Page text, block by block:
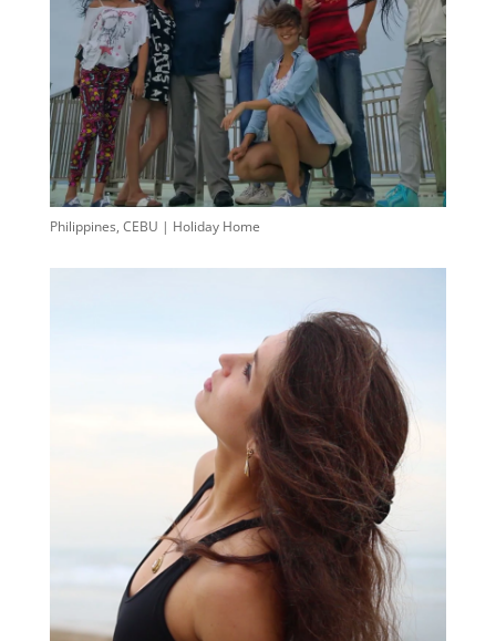
Philippines, CEBU | Holiday Home